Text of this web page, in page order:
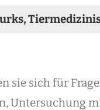
sie sich für
Untersuchung